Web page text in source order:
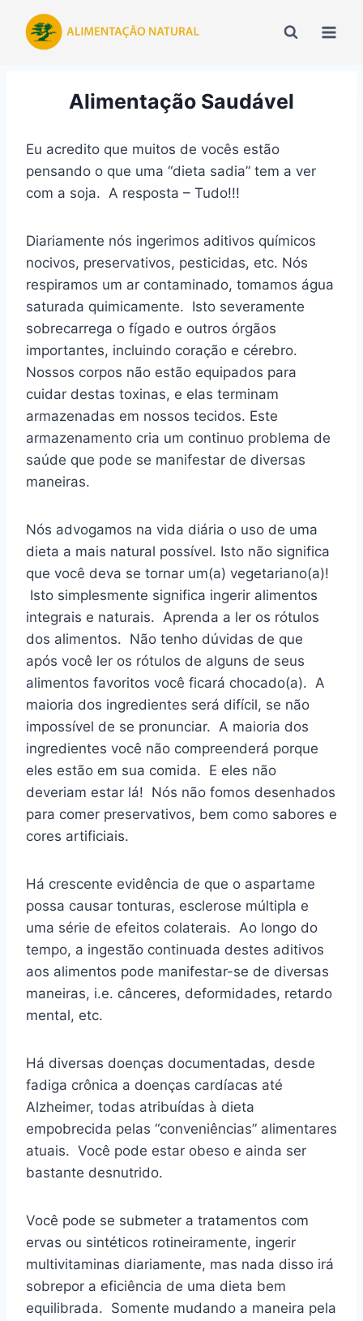
para
Alimentação Saudável
Eu acredito que muitos de vocês estão
pensando o que uma “dieta sadia” tem a ver
com a soja. A resposta – Tudo!!!
Diariamente nós ingerimos aditivos químicos
nocivos, preservativos, pesticidas, etc. Nós
respiramos um ar contaminado, tomamos água
saturada quimicamente. Isto severamente
sobrecarrega o fígado e outros órgãos
importantes, incluindo coração e cérebro.
Nossos corpos não estão equipados para
cuidar destas toxinas, e elas terminam
armazenadas em nossos tecidos. Este
armazenamento cria um continuo problema de
saúde que pode se manifestar de diversas
maneiras.
Nós advogamos na vida diária o uso de uma
dieta a mais natural possível. Isto não significa
que você deva se tornar um(a) vegetariano(a)!
Isto simplesmente significa ingerir alimentos
integrais e naturais. Aprenda a ler os rótulos
dos alimentos. Não tenho dúvidas de que
após você ler os rótulos de alguns de seus
alimentos favoritos você ficará chocado(a). A
maioria dos ingredientes será difícil, se não
impossível de se pronunciar. A maioria dos
ingredientes você não compreenderá porque
eles estão em sua comida. E eles não
deveriam estar lá! Nós não fomos desenhados
para comer preservativos, bem como sabores e
cores artificiais.
Há crescente evidência de que o aspartame
possa causar tonturas, esclerose múltipla e
uma série de efeitos colaterais. Ao longo do
tempo, a ingestão continuada destes aditivos
aos alimentos pode manifestar-se de diversas
maneiras, i.e. cânceres, deformidades, retardo
mental, etc.
Há diversas doenças documentadas, desde
fadiga crônica a doenças cardíacas até
Alzheimer, todas atribuídas à dieta
empobrecida pelas “conveniências” alimentares
atuais. Você pode estar obeso e ainda ser
bastante desnutrido.
Você pode se submeter a tratamentos com
ervas ou sintéticos rotineiramente, ingerir
multivitaminas diariamente, mas nada disso irá
sobrepor a eficiência de uma dieta bem
equilibrada. Somente mudando a maneira pela